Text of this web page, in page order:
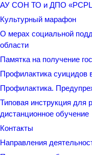
АУ СОН ТО и ДПО
Культурный марафон
О мерах социальной
области
Памятка на получение
Профилактика суицидов
Профилактика.
Типовая инструкция для
дистанционное обучение
Контакты
Направления